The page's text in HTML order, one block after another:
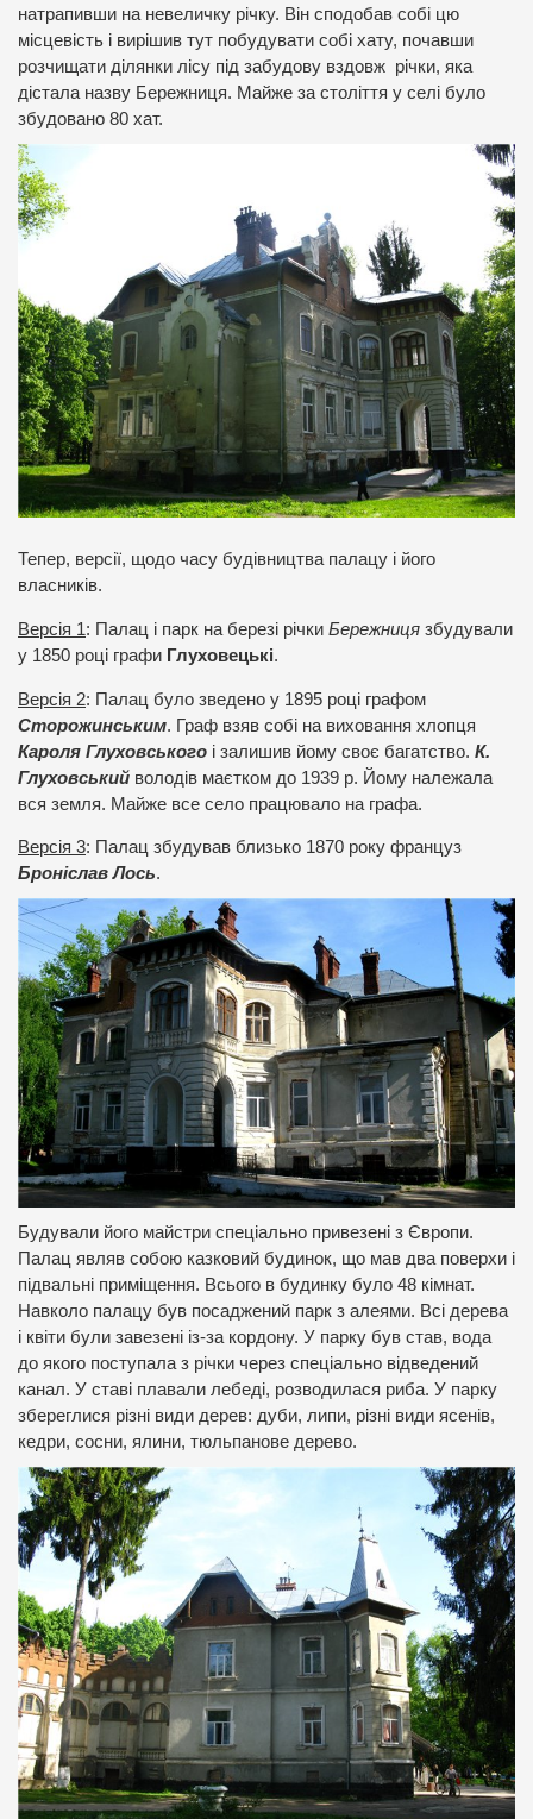
натрапивши на невеличку річку. Він сподобав собі цю
місцевість і вирішив тут побудувати собі хату, почавши
розчищати ділянки лісу під забудову вздовж річки, яка
дістала назву Бережниця. Майже за століття у селі було
збудовано 80 хат.
Тепер, версії, щодо часу будівництва палацу і його
власників.
Версія 1: Палац і парк на березі річки Бережниця збудували
у 1850 році графи Глуховецькі.
Версія 2: Палац було зведено у 1895 році графом
Сторожинським. Граф взяв собі на виховання хлопця
Кароля Глуховського і залишив йому своє багатство. К.
Глуховський володів маєтком до 1939 р. Йому належала
вся земля. Майже все село працювало на графа.
Версія 3: Палац збудував близько 1870 року француз
Броніслав Лось.
Будували його майстри спеціально привезені з Європи.
Палац являв собою казковий будинок, що мав два поверхи і
підвальні приміщення. Всього в будинку було 48 кімнат.
Навколо палацу був посаджений парк з алеями. Всі дерева
і квіти були завезені із-за кордону. У парку був став, вода
до якого поступала з річки через спеціально відведений
канал. У ставі плавали лебеді, розводилася риба. У парку
збереглися різні види дерев: дуби, липи, різні види ясенів,
кедри, сосни, ялини, тюльпанове дерево.